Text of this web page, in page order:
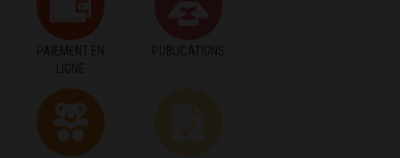
PAIEMENT EN
LIGNE
PUBLICATIONS